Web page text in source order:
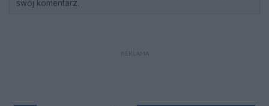
swój komentarz.
REKLAMA